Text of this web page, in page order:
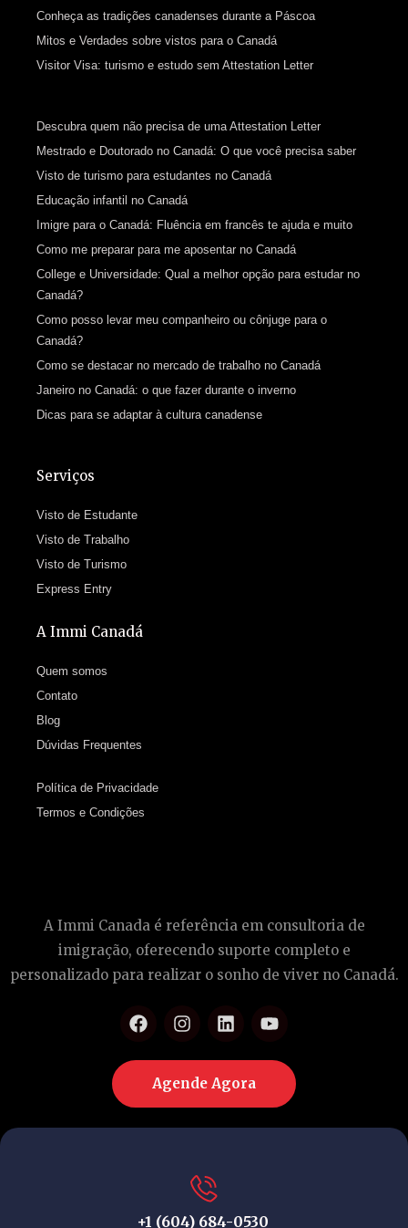
Conheça as tradições canadenses durante a Páscoa
Mitos e Verdades sobre vistos para o Canadá
Visitor Visa: turismo e estudo sem Attestation Letter
Descubra quem não precisa de uma Attestation Letter
Mestrado e Doutorado no Canadá: O que você precisa saber
Visto de turismo para estudantes no Canadá
Educação infantil no Canadá
Imigre para o Canadá: Fluência em francês te ajuda e muito
Como me preparar para me aposentar no Canadá
College e Universidade: Qual a melhor opção para estudar no
Canadá?
Como posso levar meu companheiro ou cônjuge para o
Canadá?
Como se destacar no mercado de trabalho no Canadá
Janeiro no Canadá: o que fazer durante o inverno
Dicas para se adaptar à cultura canadense
Serviços
Visto de Estudante
Visto de Trabalho
Visto de Turismo
Express Entry
A Immi Canadá
Quem somos
Contato
Blog
Dúvidas Frequentes
Política de Privacidade
Termos e Condições
A Immi Canada é referência em consultoria de
imigração, oferecendo suporte completo e
personalizado para realizar o sonho de viver no Canadá.
Agende Agora
+1 (604) 684-0530